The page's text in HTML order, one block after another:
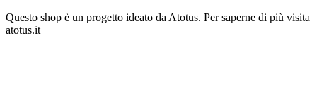
Vai
al
Questo shop è un progetto ideato da Atotus. Per saperne di più visita
atotus.it